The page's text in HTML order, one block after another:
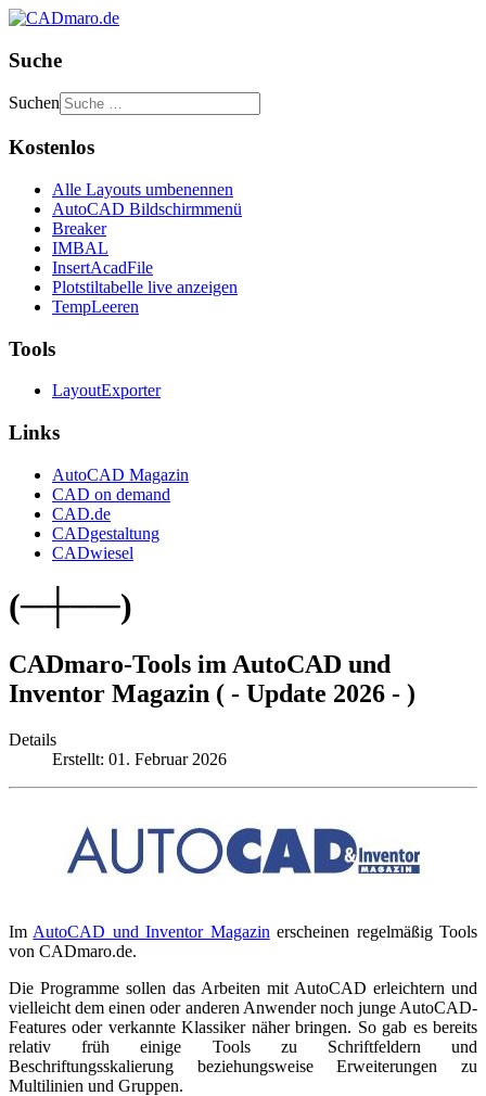
Suche
Suchen
Kostenlos
Alle Layouts umbenennen
AutoCAD Bildschirmmenü
Breaker
IMBAL
InsertAcadFile
Plotstiltabelle live anzeigen
TempLeeren
Tools
LayoutExporter
Links
AutoCAD Magazin
CAD on demand
CAD.de
CADgestaltung
CADwiesel
(─┼──)
CADmaro-Tools im AutoCAD und
Inventor Magazin ( - Update 2026 - )
Details
Erstellt: 01. Februar 2026
Im AutoCAD und Inventor Magazin erscheinen regelmäßig Tools
von CADmaro.de.
Die Programme sollen das Arbeiten mit AutoCAD erleichtern und
vielleicht dem einen oder anderen Anwender noch junge AutoCAD-
Features oder verkannte Klassiker näher bringen. So gab es bereits
relativ früh einige Tools zu Schriftfeldern und
Beschriftungsskalierung beziehungsweise Erweiterungen zu
Multilinien und Gruppen.